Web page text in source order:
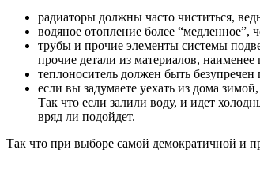
радиаторы должны часто чиститься,
водяное отопление более
трубы и прочие элементы системы
прочие детали из материалов,
теплоноситель должен быть
если вы задумаете уехать из дома
Так что если залили воду, и идет
вряд ли подойдет.
Так что при выборе самой демократичной и